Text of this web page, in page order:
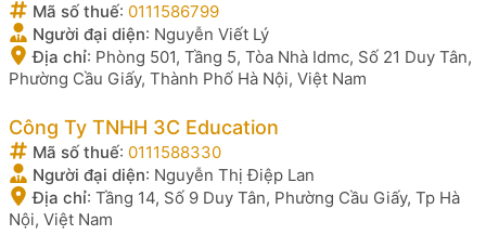
Mã số thuế: 0111586799
Người đại diện: Nguyễn Viết Lý
Địa chỉ: Phòng 501, Tầng 5, Tòa Nhà Idmc, Số 21 Duy Tân,
Phường Cầu Giấy, Thành Phố Hà Nội, Việt Nam
Công Ty TNHH 3C Education
Mã số thuế: 0111588330
Người đại diện: Nguyễn Thị Điệp Lan
Địa chỉ: Tầng 14, Số 9 Duy Tân, Phường Cầu Giấy, Tp Hà
Nội, Việt Nam